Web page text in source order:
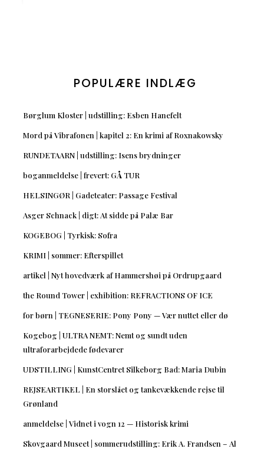
POPULÆRE INDLÆG
Børglum Kloster | udstilling: Esben Hanefelt
Mord på Vibrafonen | kapitel 2: En krimi af Roxnakowsky
RUNDETAARN | udstilling: Isens brydninger
boganmeldelse | frevert: GÅ TUR
HELSINGØR | Gadeteater: Passage Festival
Asger Schnack | digt: At sidde på Palæ Bar
KOGEBOG | Tyrkisk: Sofra
KRIMI | sommer: Efterspillet
artikel | Nyt hovedværk af Hammershøi på Ordrupgaard
the Round Tower | exhibition: REFRACTIONS OF ICE
for børn | TEGNESERIE: Pony Pony — Vær nuttet eller dø
Kogebog | ULTRA NEMT: Nemt og sundt uden
ultraforarbejdede fødevarer
UDSTILLING | KunstCentret Silkeborg Bad: Maria Dubin
REJSEARTIKEL | En storslået og tankevækkende rejse til
Grønland
anmeldelse | Vidnet i vogn 12 — Historisk krimi
Skovgaard Museet | sommerudstilling: Erik A. Frandsen – Al